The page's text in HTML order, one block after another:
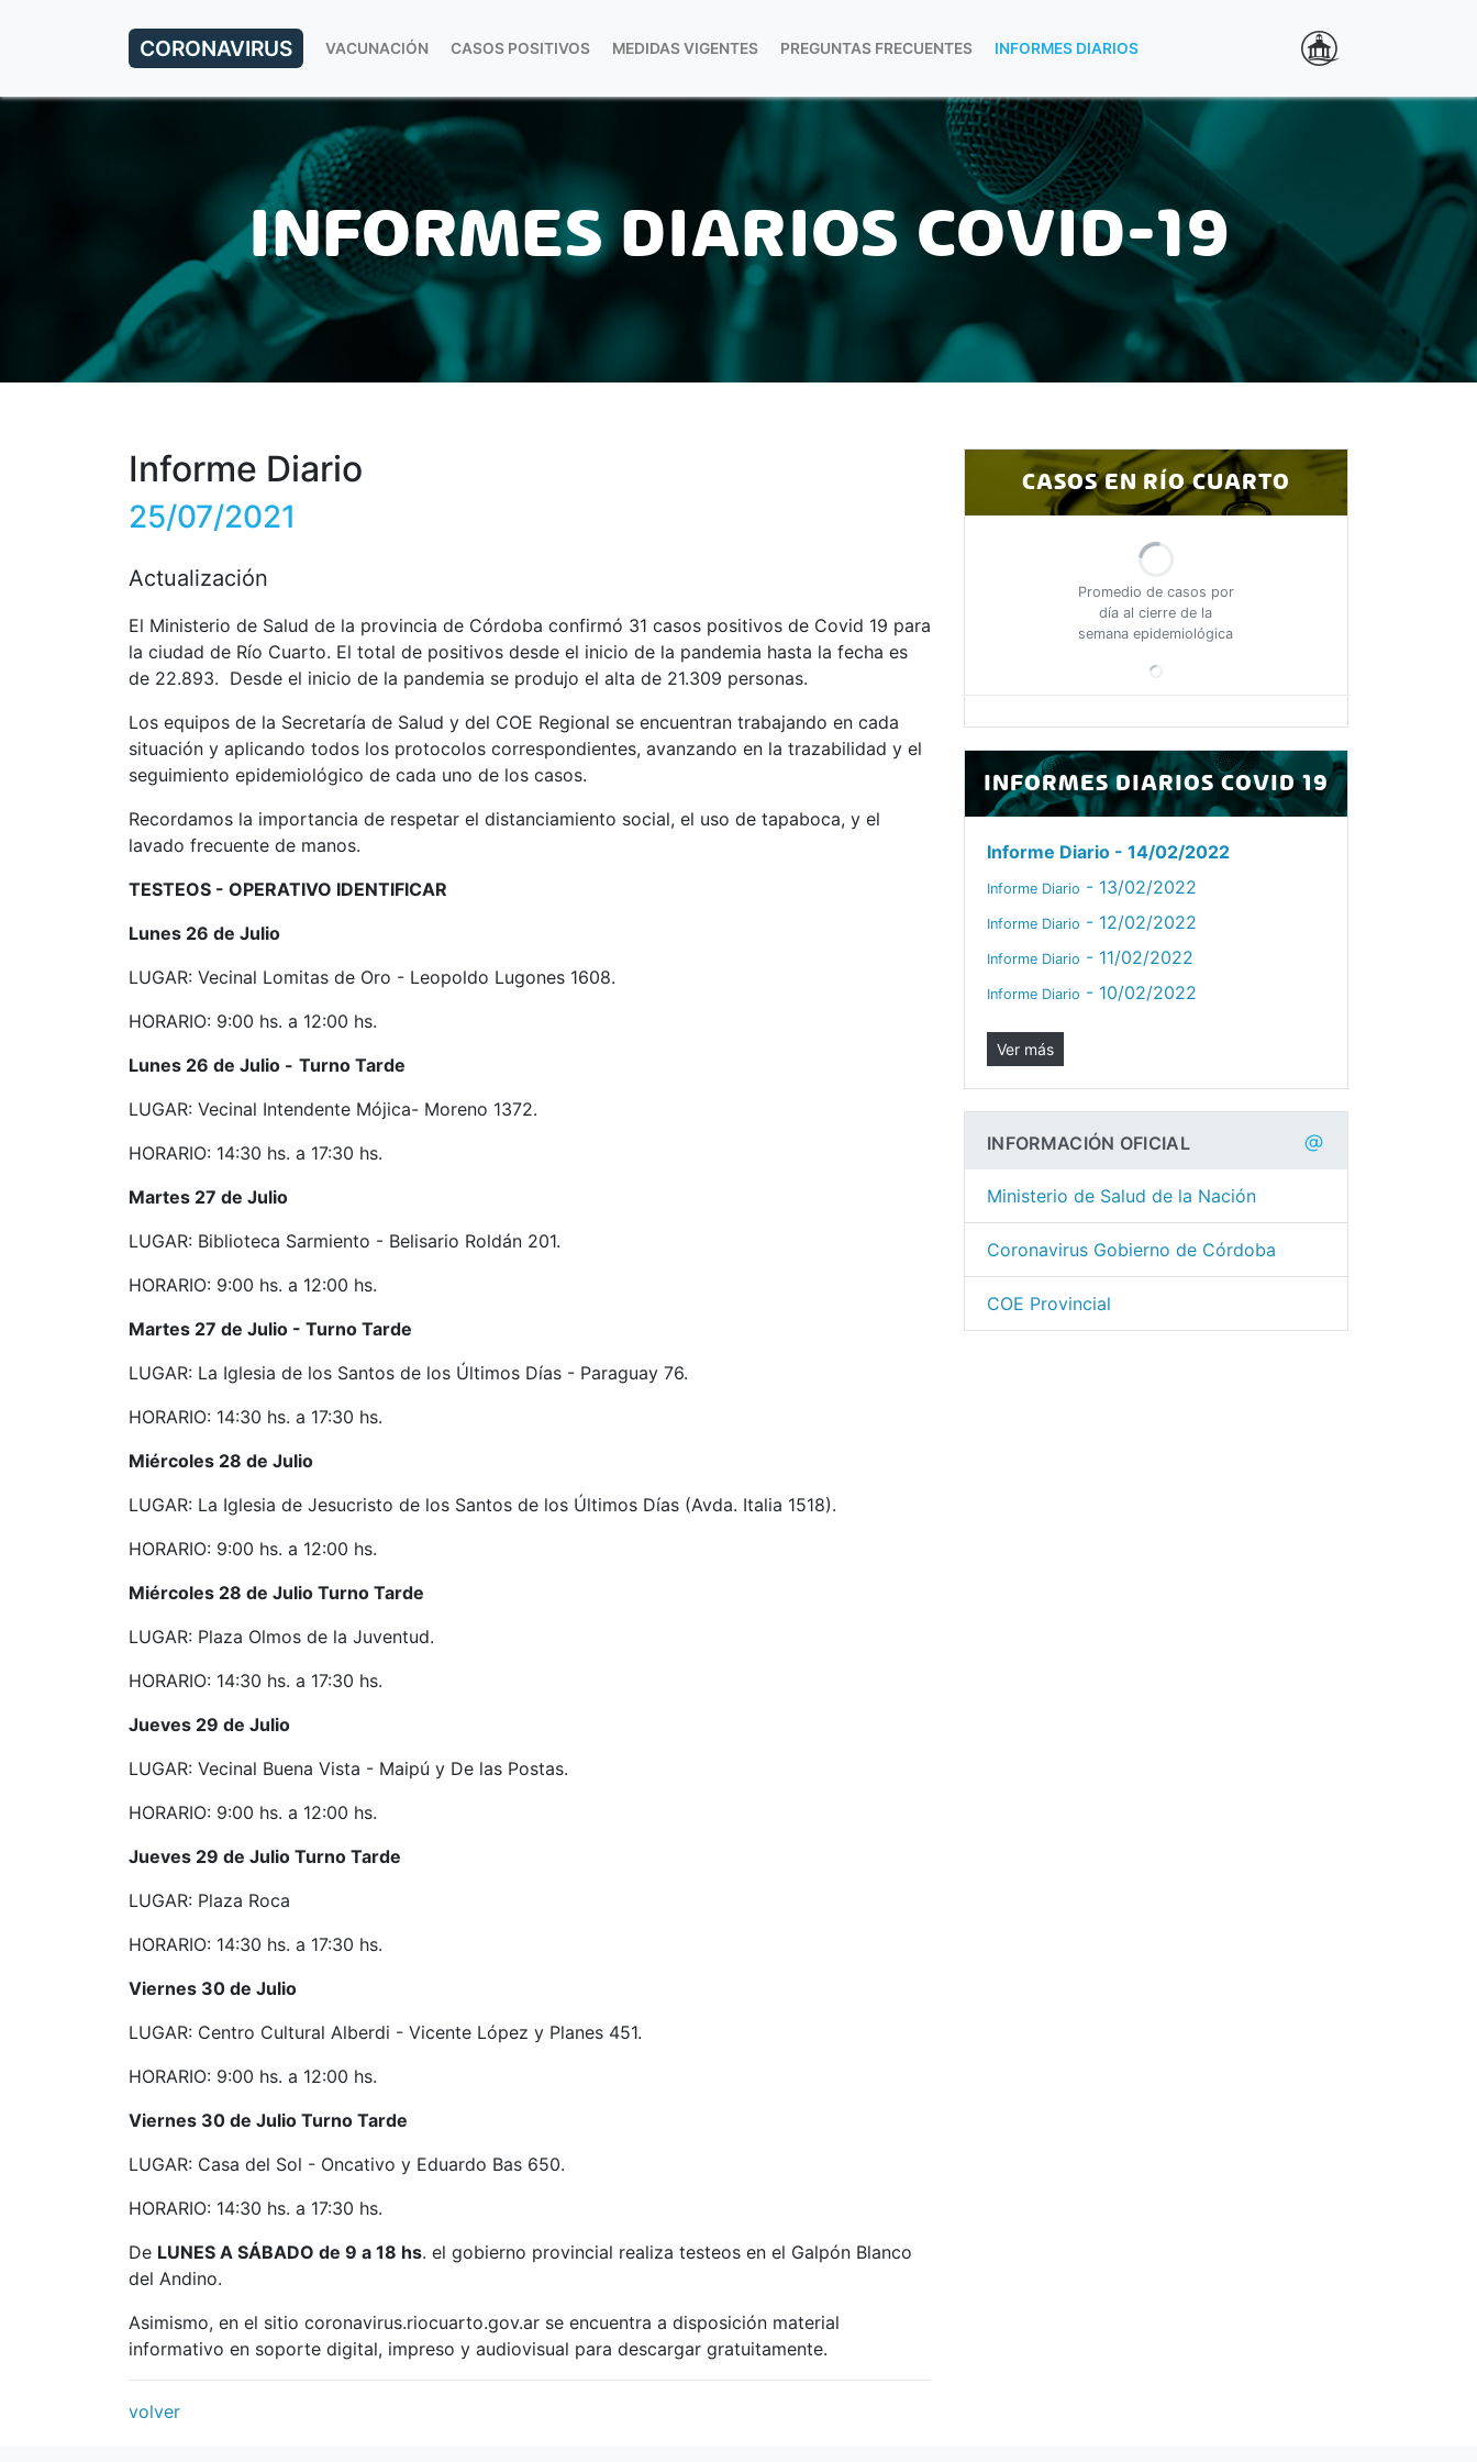
CORONAVIRUS VACUNACIÓN CASOS POSITIVOS MEDIDAS VIGENTES PREGUNTAS FRECUENTES INFORMES DIARIOS
INFORMES DIARIOS COVID-19
Informe Diario
25/07/2021
Actualización
El Ministerio de Salud de la provincia de Córdoba confirmó 31 casos positivos de Covid 19 para
la ciudad de Río Cuarto. El total de positivos desde el inicio de la pandemia hasta la fecha es
de 22.893. Desde el inicio de la pandemia se produjo el alta de 21.309 personas.
Los equipos de la Secretaría de Salud y del COE Regional se encuentran trabajando en cada
situación y aplicando todos los protocolos correspondientes, avanzando en la trazabilidad y el
seguimiento epidemiológico de cada uno de los casos.
Recordamos la importancia de respetar el distanciamiento social, el uso de tapaboca, y el
lavado frecuente de manos.
TESTEOS - OPERATIVO IDENTIFICAR
Lunes 26 de Julio
LUGAR: Vecinal Lomitas de Oro - Leopoldo Lugones 1608.
HORARIO: 9:00 hs. a 12:00 hs.
Lunes 26 de Julio - Turno Tarde
LUGAR: Vecinal Intendente Mójica- Moreno 1372.
HORARIO: 14:30 hs. a 17:30 hs.
Martes 27 de Julio
LUGAR: Biblioteca Sarmiento - Belisario Roldán 201.
HORARIO: 9:00 hs. a 12:00 hs.
Martes 27 de Julio - Turno Tarde
LUGAR: La Iglesia de los Santos de los Últimos Días - Paraguay 76.
HORARIO: 14:30 hs. a 17:30 hs.
Miércoles 28 de Julio
LUGAR: La Iglesia de Jesucristo de los Santos de los Últimos Días (Avda. Italia 1518).
HORARIO: 9:00 hs. a 12:00 hs.
Miércoles 28 de Julio Turno Tarde
LUGAR: Plaza Olmos de la Juventud.
HORARIO: 14:30 hs. a 17:30 hs.
Jueves 29 de Julio
LUGAR: Vecinal Buena Vista - Maipú y De las Postas.
HORARIO: 9:00 hs. a 12:00 hs.
Jueves 29 de Julio Turno Tarde
LUGAR: Plaza Roca
HORARIO: 14:30 hs. a 17:30 hs.
Viernes 30 de Julio
LUGAR: Centro Cultural Alberdi - Vicente López y Planes 451.
HORARIO: 9:00 hs. a 12:00 hs.
Viernes 30 de Julio Turno Tarde
LUGAR: Casa del Sol - Oncativo y Eduardo Bas 650.
HORARIO: 14:30 hs. a 17:30 hs.
De LUNES A SÁBADO de 9 a 18 hs. el gobierno provincial realiza testeos en el Galpón Blanco
del Andino.
Asimismo, en el sitio coronavirus.riocuarto.gov.ar se encuentra a disposición material
informativo en soporte digital, impreso y audiovisual para descargar gratuitamente.
volver
CASOS EN RÍO CUARTO
Promedio de casos por
día al cierre de la
semana epidemiológica
INFORMES DIARIOS COVID 19
Informe Diario - 14/02/2022
Informe Diario - 13/02/2022
Informe Diario - 12/02/2022
Informe Diario - 11/02/2022
Informe Diario - 10/02/2022
Ver más
INFORMACIÓN OFICIAL
Ministerio de Salud de la Nación
Coronavirus Gobierno de Córdoba
COE Provincial